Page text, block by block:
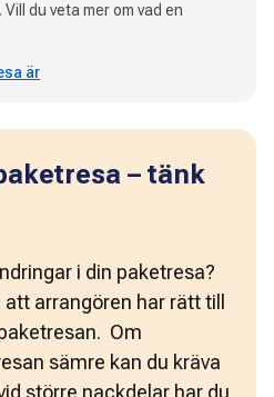
du veta mer om vad en
är
– tänk
i din paketresa?
arrangören har rätt till
Om
sämre kan du kräva
större nackdelar har du